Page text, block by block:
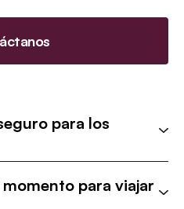
para los
para viajar